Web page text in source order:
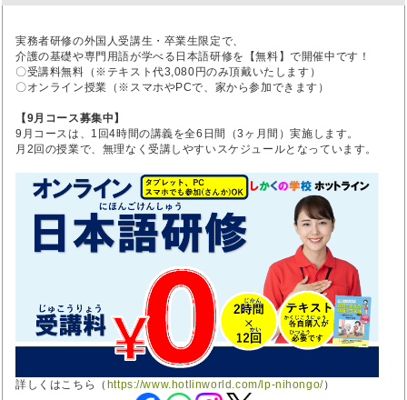
実務者研修の外国人受講生・卒業生限定で、
介護の基礎や専門用語が学べる日本語研修を【無料】で開催中です！
〇受講料無料（※テキスト代3,080円のみ頂戴いたします）
〇オンライン授業（※スマホやPCで、家から参加できます）
【9月コース募集中】
9月コースは、1回4時間の講義を全6日間（3ヶ月間）実施します。
月2回の授業で、無理なく受講しやすいスケジュールとなっています。
詳しくはこちら（ https://www.hotlinworld.com/lp-nihongo/）